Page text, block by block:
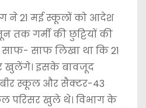
ने 21 मई स्कूलों को आदेश
तक गर्मी की छुट्टियों की
साफ लिखा था कि 21
खुलेंगे। इसके बावजूद
स्कूल और सैक्टर-43
परिसर खुले थे। विभाग के